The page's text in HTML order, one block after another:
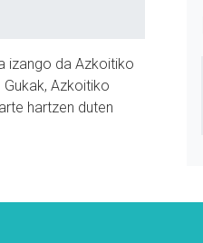
izango da Azkoitiko
Azkoitiko
hartzen duten